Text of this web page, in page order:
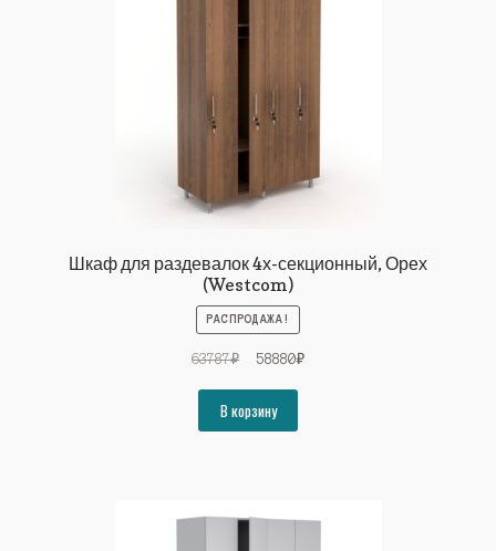
Шкаф для раздевалок 4х-секционный, Орех
(Westcom)
РАСПРОДАЖА!
63787₽
Первоначальная
составляла
63787₽.
58880₽Текущая
В корзину